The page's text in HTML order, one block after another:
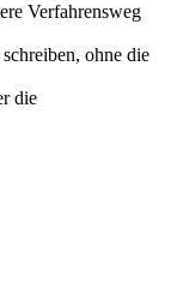
Verfahrensweg
ohne die
die